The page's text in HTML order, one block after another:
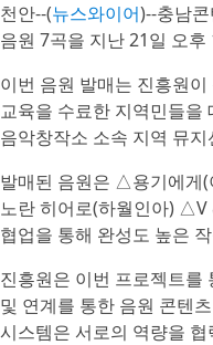
천안--(뉴스와이어)--충남
음원 7곡을 지난 21일 오후
이번 음원 발매는 진흥원
교육을 수료한 지역민들을
음악창작소 소속 지역 뮤
발매된 음원은 △용기에
노란 히어로(하월인아) △V
협업을 통해 완성도 높은
진흥원은 이번 프로젝트를
및 연계를 통한 음원 콘텐
시스템은 서로의 역량을